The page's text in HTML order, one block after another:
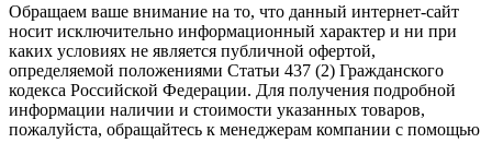
Обращаем ваше внимание на то, что данный интернет-сайт
носит исключительно информационный характер и ни при
каких условиях не является публичной офертой,
определяемой положениями Статьи 437 (2) Гражданского
кодекса Российской Федерации. Для получения подробной
информации наличии и стоимости указанных товаров,
пожалуйста, обращайтесь к менеджерам компании с помощью